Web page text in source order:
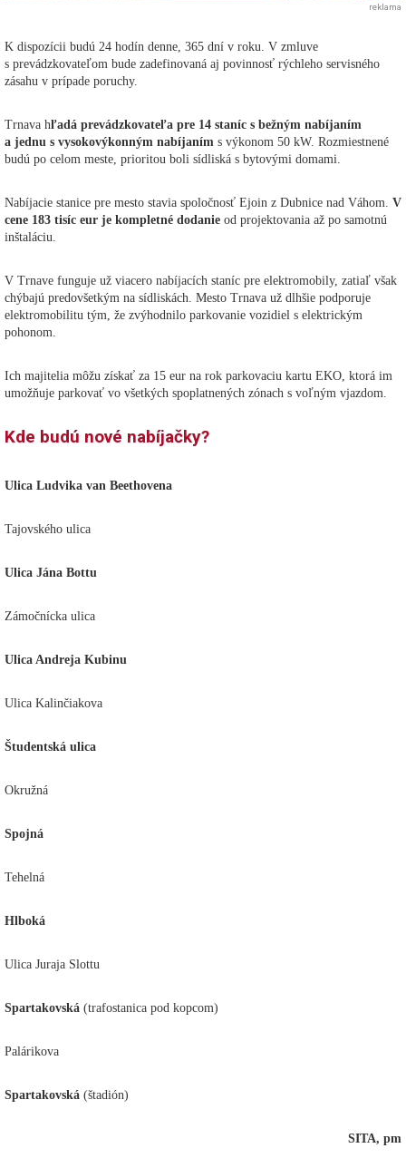
reklama
K dispozícii budú 24 hodín denne, 365 dní v roku. V zmluve
s prevádzkovateľom bude zadefinovaná aj povinnosť rýchleho servisného
zásahu v prípade poruchy.
Trnava hľadá prevádzkovateľa pre 14 staníc s bežným nabíjaním
a jednu s vysokovýkonným nabíjaním s výkonom 50 kW. Rozmiestnené
budú po celom meste, prioritou boli sídliská s bytovými domami.
Nabíjacie stanice pre mesto stavia spoločnosť Ejoin z Dubnice nad Váhom. V
cene 183 tisíc eur je kompletné dodanie od projektovania až po samotnú
inštaláciu.
V Trnave funguje už viacero nabíjacích staníc pre elektromobily, zatiaľ však
chýbajú predovšetkým na sídliskách. Mesto Trnava už dlhšie podporuje
elektromobilitu tým, že zvýhodnilo parkovanie vozidiel s elektrickým
pohonom.
Ich majitelia môžu získať za 15 eur na rok parkovaciu kartu EKO, ktorá im
umožňuje parkovať vo všetkých spoplatnených zónach s voľným vjazdom.
Kde budú nové nabíjačky?
Ulica Ludvika van Beethovena
Tajovského ulica
Ulica Jána Bottu
Zámočnícka ulica
Ulica Andreja Kubinu
Ulica Kalinčiakova
Študentská ulica
Okružná
Spojná
Tehelná
Hlboká
Ulica Juraja Slottu
Spartakovská (trafostanica pod kopcom)
Palárikova
Spartakovská (štadión)
SITA, pm